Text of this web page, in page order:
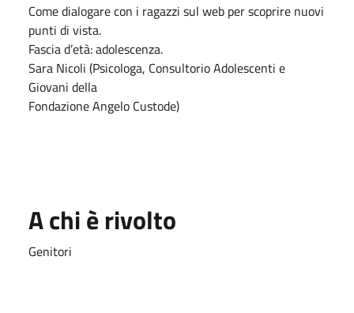
Come dialogare con i ragazzi sul web per scoprire nuovi
punti di vista.
Fascia d’età: adolescenza.
Sara Nicoli (Psicologa, Consultorio Adolescenti e
Giovani della
Fondazione Angelo Custode)
A chi è rivolto
Genitori